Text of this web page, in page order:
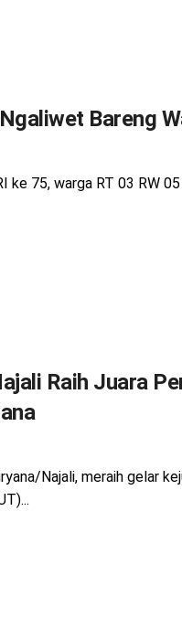
Bareng
ke 75, warga RT 03 RW
Raih Juara
Najali, meraih gelar